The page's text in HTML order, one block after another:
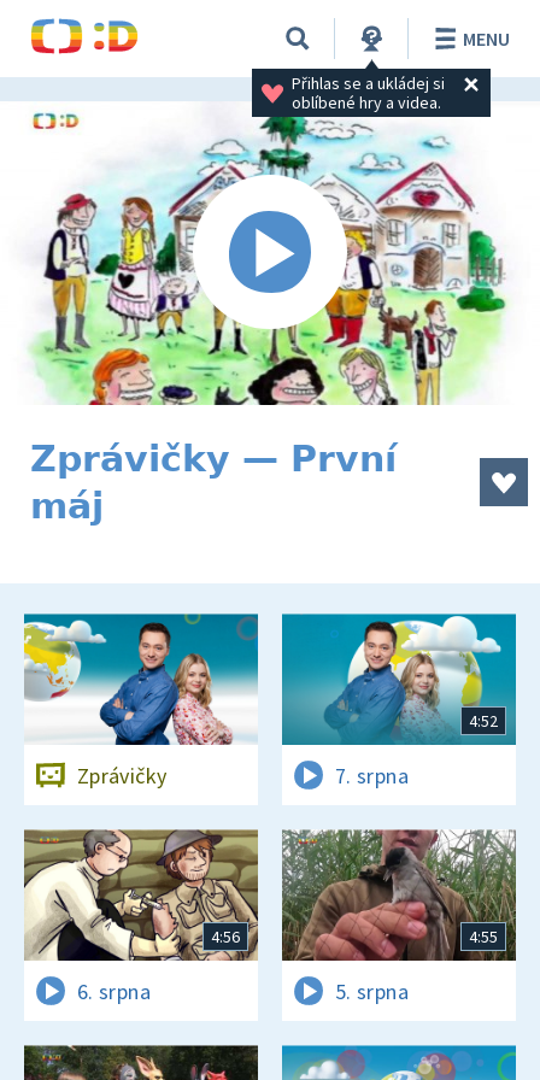
Přihlas se a ukládej si
oblíbené hry a videa.
MENU
Zprávičky — První
máj
Zprávičky
4:52
7. srpna
4:56
6. srpna
4:55
5. srpna